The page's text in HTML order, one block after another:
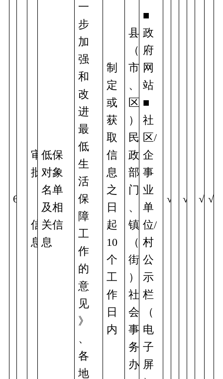
6
审
批
信
息
低保
对象
名单
及相
关信
息
一
步
加
强
和
改
进
最
低
生
活
保
障
工
作
的
意
见
》
、
各
地
制
定
或
获
取
信
息
之
日
起
10
个
工
作
日
内
县
（
市
、
区
）
民
政
部
门
、
镇
（
街
）
社
会
事
务
办
■
政
府
网
站
■
社
区/
企
事
业
单
位/
村
公
示
栏
（
电
子
屏
√ √ √ √